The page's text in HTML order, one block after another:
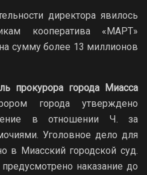
директора явилось
кооператива «МАРТ»
сумму более 13 миллионов
прокурора города Миасса
города утверждено
в отношении Ч. за
Уголовное дело для
в Миасский городской суд.
наказание до